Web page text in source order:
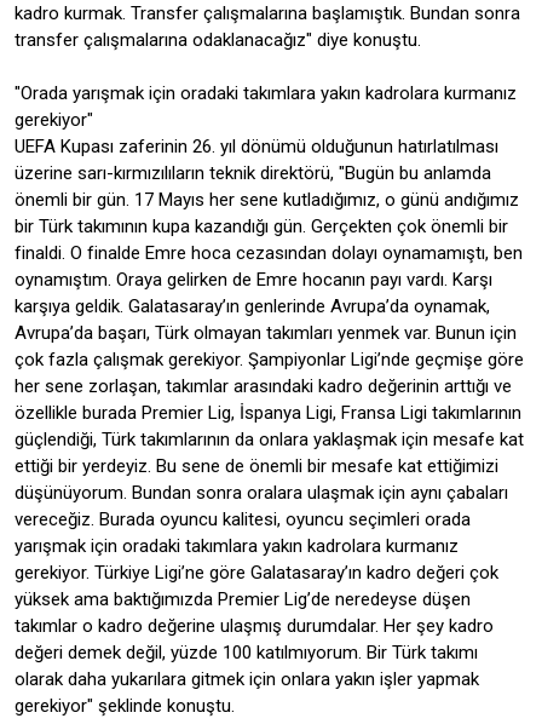
kadro kurmak. Transfer çalışmalarına başlamıştık. Bundan sonra
transfer çalışmalarına odaklanacağız" diye konuştu.
"Orada yarışmak için oradaki takımlara yakın kadrolara kurmanız
gerekiyor"
UEFA Kupası zaferinin 26. yıl dönümü olduğunun hatırlatılması
üzerine sarı-kırmızılıların teknik direktörü, "Bugün bu anlamda
önemli bir gün. 17 Mayıs her sene kutladığımız, o günü andığımız
bir Türk takımının kupa kazandığı gün. Gerçekten çok önemli bir
finaldi. O finalde Emre hoca cezasından dolayı oynamamıştı, ben
oynamıştım. Oraya gelirken de Emre hocanın payı vardı. Karşı
karşıya geldik. Galatasaray’ın genlerinde Avrupa’da oynamak,
Avrupa’da başarı, Türk olmayan takımları yenmek var. Bunun için
çok fazla çalışmak gerekiyor. Şampiyonlar Ligi’nde geçmişe göre
her sene zorlaşan, takımlar arasındaki kadro değerinin arttığı ve
özellikle burada Premier Lig, İspanya Ligi, Fransa Ligi takımlarının
güçlendiği, Türk takımlarının da onlara yaklaşmak için mesafe kat
ettiği bir yerdeyiz. Bu sene de önemli bir mesafe kat ettiğimizi
düşünüyorum. Bundan sonra oralara ulaşmak için aynı çabaları
vereceğiz. Burada oyuncu kalitesi, oyuncu seçimleri orada
yarışmak için oradaki takımlara yakın kadrolara kurmanız
gerekiyor. Türkiye Ligi’ne göre Galatasaray’ın kadro değeri çok
yüksek ama baktığımızda Premier Lig’de neredeyse düşen
takımlar o kadro değerine ulaşmış durumdalar. Her şey kadro
değeri demek değil, yüzde 100 katılmıyorum. Bir Türk takımı
olarak daha yukarılara gitmek için onlara yakın işler yapmak
gerekiyor" şeklinde konuştu.